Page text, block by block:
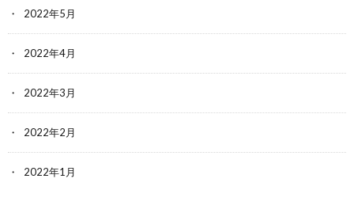
2022年5月
2022年4月
2022年3月
2022年2月
2022年1月